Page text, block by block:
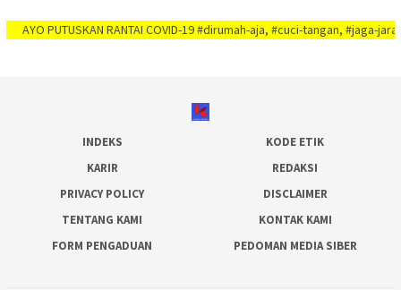
PUTUSKAN RANTAI COVID-19 #dirumah-aja, #cuci-tangan, #jaga-jarak,
INDEKS
KODE ETIK
KARIR
REDAKSI
PRIVACY POLICY
DISCLAIMER
TENTANG KAMI
KONTAK KAMI
FORM PENGADUAN
PEDOMAN MEDIA SIBER